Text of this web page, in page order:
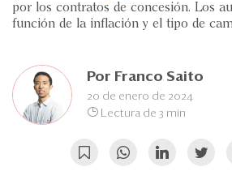
Edición Impresa
por los contratos de concesión. Los
función de la inflación y el tipo de
Por Franco Saito
20 de enero de 2024
Lectura de 3 min